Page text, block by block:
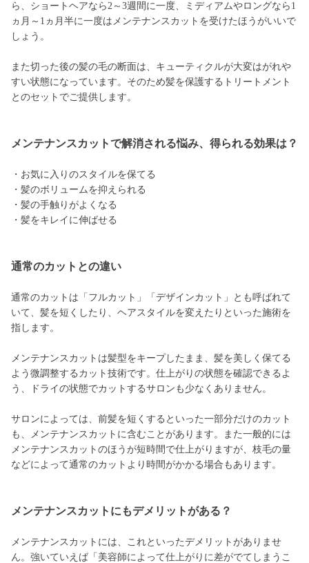
ら、ショートヘアなら2～3週間に一度、ミディアムやロングなら1
ヵ月～1ヵ月半に一度はメンテナンスカットを受けたほうがいいで
しょう。
また切った後の髪の毛の断面は、キューティクルが大変はがれや
すい状態になっています。そのため髪を保護するトリートメント
とのセットでご提供します。
メンテナンスカットで解消される悩み、得られる効果は？
・お気に入りのスタイルを保てる
・髪のボリュームを抑えられる
・髪の手触りがよくなる
・髪をキレイに伸ばせる
通常のカットとの違い
通常のカットは「フルカット」「デザインカット」とも呼ばれて
いて、髪を短くしたり、ヘアスタイルを変えたりといった施術を
指します。
メンテナンスカットは髪型をキープしたまま、髪を美しく保てる
よう微調整するカット技術です。仕上がりの状態を確認できるよ
う、ドライの状態でカットするサロンも少なくありません。
サロンによっては、前髪を短くするといった一部分だけのカット
も、メンテナンスカットに含むことがあります。また一般的には
メンテナンスカットのほうが短時間で仕上がりますが、枝毛の量
などによって通常のカットより時間がかかる場合もあります。
メンテナンスカットにもデメリットがある？
メンテナンスカットには、これといったデメリットがありませ
ん。強いていえば「美容師によって仕上がりに差がでてしまうこ